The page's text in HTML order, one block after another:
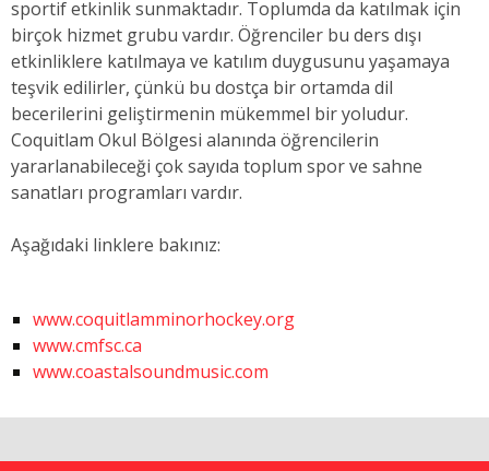
sportif etkinlik sunmaktadır. Toplumda da katılmak için
birçok hizmet grubu vardır. Öğrenciler bu ders dışı
etkinliklere katılmaya ve katılım duygusunu yaşamaya
teşvik edilirler, çünkü bu dostça bir ortamda dil
becerilerini geliştirmenin mükemmel bir yoludur.
Coquitlam Okul Bölgesi alanında öğrencilerin
yararlanabileceği çok sayıda toplum spor ve sahne
sanatları programları vardır.
Aşağıdaki linklere bakınız:
www.coquitlamminorhockey.org
www.cmfsc.ca
www.coastalsoundmusic.com